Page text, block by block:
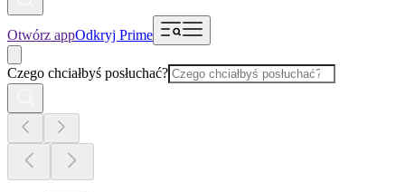
Otwórz appOdkryj Prime
Czego chciałbyś posłuchać?